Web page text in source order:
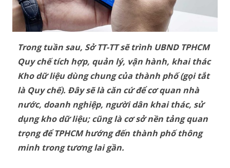
Trong tuần sau, Sở TT-TT sẽ trình UBND TPHCM
Quy chế tích hợp, quản lý, vận hành, khai thác
Kho dữ liệu dùng chung của thành phố (gọi tắt
là Quy chế). Đây sẽ là căn cứ để cơ quan nhà
nước, doanh nghiệp, người dân khai thác, sử
dụng kho dữ liệu; cũng là cơ sở nền tảng quan
trọng để TPHCM hướng đến thành phố thông
minh trong tương lai gần.